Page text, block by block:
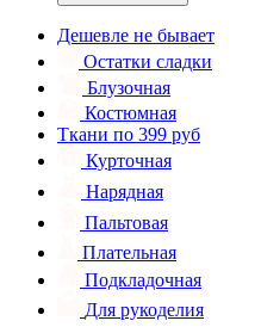
Дешевле не бывает
Остатки сладки
Блузочная
Костюмная
Ткани по 399 руб
Курточная
Нарядная
Пальтовая
Плательная
Подкладочная
Для рукоделия